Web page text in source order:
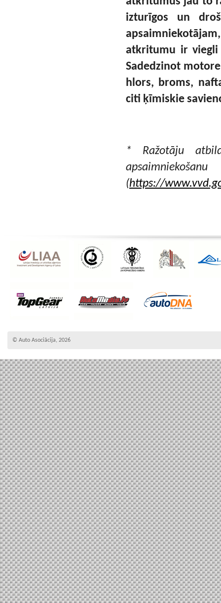
izturīgos un
atkritumu ir viegli
Sadedzinot
hlors, broms,
citi ķīmiskie
* Ražotāju
(https://
© Auto Asociācija, 2026